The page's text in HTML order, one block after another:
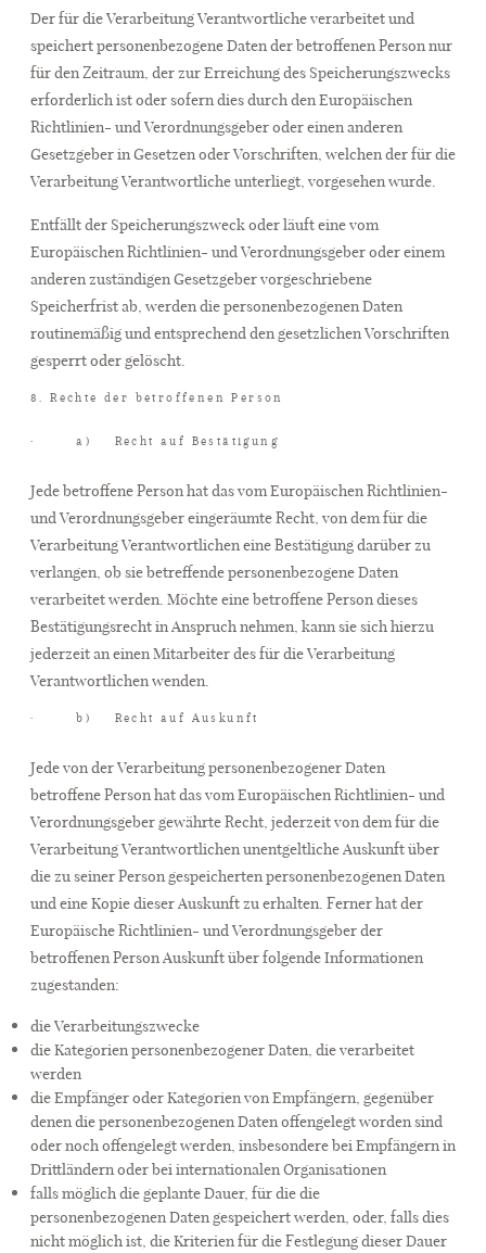
Der für die Verarbeitung Verantwortliche verarbeitet und
speichert personenbezogene Daten der betroffenen Person nur
für den Zeitraum, der zur Erreichung des Speicherungszwecks
erforderlich ist oder sofern dies durch den Europäischen
Richtlinien- und Verordnungsgeber oder einen anderen
Gesetzgeber in Gesetzen oder Vorschriften, welchen der für die
Verarbeitung Verantwortliche unterliegt, vorgesehen wurde.
Entfällt der Speicherungszweck oder läuft eine vom
Europäischen Richtlinien- und Verordnungsgeber oder einem
anderen zuständigen Gesetzgeber vorgeschriebene
Speicherfrist ab, werden die personenbezogenen Daten
routinemäßig und entsprechend den gesetzlichen Vorschriften
gesperrt oder gelöscht.
8. Rechte der betroffenen Person
· a) Recht auf Bestätigung
Jede betroffene Person hat das vom Europäischen Richtlinien-
und Verordnungsgeber eingeräumte Recht, von dem für die
Verarbeitung Verantwortlichen eine Bestätigung darüber zu
verlangen, ob sie betreffende personenbezogene Daten
verarbeitet werden. Möchte eine betroffene Person dieses
Bestätigungsrecht in Anspruch nehmen, kann sie sich hierzu
jederzeit an einen Mitarbeiter des für die Verarbeitung
Verantwortlichen wenden.
· b) Recht auf Auskunft
Jede von der Verarbeitung personenbezogener Daten
betroffene Person hat das vom Europäischen Richtlinien- und
Verordnungsgeber gewährte Recht, jederzeit von dem für die
Verarbeitung Verantwortlichen unentgeltliche Auskunft über
die zu seiner Person gespeicherten personenbezogenen Daten
und eine Kopie dieser Auskunft zu erhalten. Ferner hat der
Europäische Richtlinien- und Verordnungsgeber der
betroffenen Person Auskunft über folgende Informationen
zugestanden:
die Verarbeitungszwecke
die Kategorien personenbezogener Daten, die verarbeitet
werden
die Empfänger oder Kategorien von Empfängern, gegenüber
denen die personenbezogenen Daten offengelegt worden sind
oder noch offengelegt werden, insbesondere bei Empfängern in
Drittländern oder bei internationalen Organisationen
falls möglich die geplante Dauer, für die die
personenbezogenen Daten gespeichert werden, oder, falls dies
nicht möglich ist, die Kriterien für die Festlegung dieser Dauer